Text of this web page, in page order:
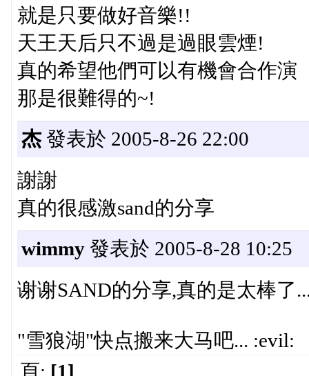
就是只要做好音樂!!
天王天后只不過是過眼雲煙!
真的希望他們可以有機會合作演
那是很難得的~!
杰發表於 2005-8-26 22:00
謝謝
真的很感激sand的分享
wimmy發表於 2005-8-28 10:25
谢谢SAND的分享,真的是太棒了
"雪狼湖"快点搬来大马吧... :evil:
頁: [1]